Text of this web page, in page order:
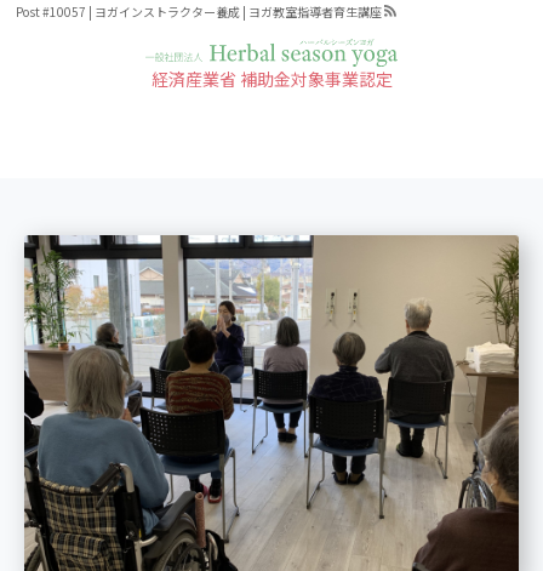
Post #10057 | ヨガインストラクター養成 | ヨガ教室指導者育生講座
経済産業省 補助金対象事業認定